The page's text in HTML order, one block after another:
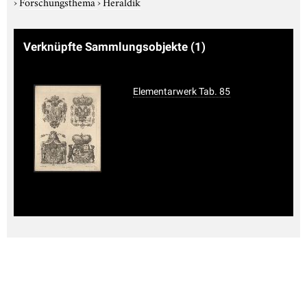
Verknüpfte Sammlungsobjekte (1)
Elementarwerk Tab. 85